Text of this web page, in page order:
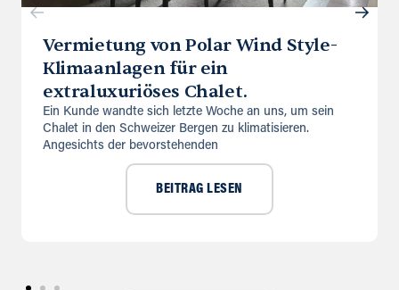
Vermietung von Polar Wind Style-
Klimaanlagen für ein
extraluxuriöses Chalet.
Ein Kunde wandte sich letzte Woche an uns, um sein
Chalet in den Schweizer Bergen zu klimatisieren.
Angesichts der bevorstehenden
BEITRAG LESEN